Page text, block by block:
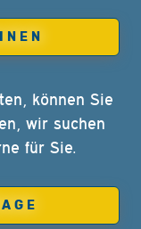
können Sie
wir suchen
für Sie.